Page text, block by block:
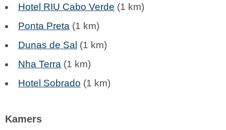
Hotel RIU Cabo Verde (1 km)
Ponta Preta (1 km)
Dunas de Sal (1 km)
Nha Terra (1 km)
Hotel Sobrado (1 km)
Kamers